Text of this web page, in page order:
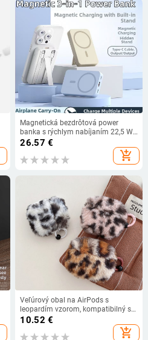
Magnetická bezdrôtová power
banka s rýchlym nabíjaním 22,5 W,
10 000 mAh, obsahuje kábel a
26.57 €
add_shopping_cart
Veľúrový obal na AirPods s
leopardím vzorom, kompatibilný s
AirPods 4. Generácie, 3. Generácie a
10.52 €
add_shopping_cart